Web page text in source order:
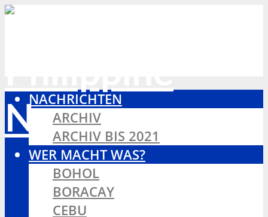
NACHRICHTEN
ARCHIV
ARCHIV BIS 2021
WER MACHT WAS?
BOHOL
BORACAY
CEBU